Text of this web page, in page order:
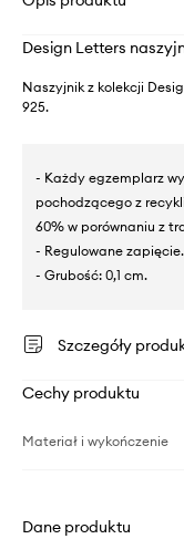
Design Letters
Naszyjnik z kolekcji
925.
- Każdy egzemplarz
pochodzącego z
60% w porównaniu z
- Regulowane zapięcie.
- Grubość: 0,1 cm.
Szczegóły
Cechy produktu
Materiał i wykończenie
Dane produktu